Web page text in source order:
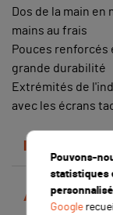
Dos de la main
mains au frais
Pouces renforcés
grande durabilité
Extrémités de
avec les écrans
Avis clients
Pouvons-
statistiques
Google